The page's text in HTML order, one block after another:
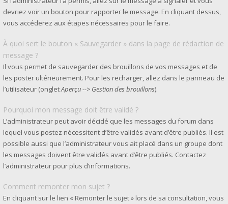
devriez voir un bouton pour rapporter le message. En cliquant dessus,
vous accéderez aux étapes nécessaires pour le faire.
À quoi sert le bouton « Sauvegarder » dans la page de rédaction de
message ?
Il vous permet de sauvegarder des brouillons de vos messages et de
les poster ultérieurement. Pour les recharger, allez dans le panneau de
l’utilisateur (ongletAperçu --> Gestion des brouillons).
Pourquoi mon message doit être validé ?
L’administrateur peut avoir décidé que les messages du forum dans
lequel vous postez nécessitent d’être validés avant d’être publiés. Il est
possible aussi que l’administrateur vous ait placé dans un groupe dont
les messages doivent être validés avant d’être publiés. Contactez
l’administrateur pour plus d’informations.
Comment remonter mon sujet ?
En cliquant sur le lien « Remonter le sujet » lors de sa consultation, vous